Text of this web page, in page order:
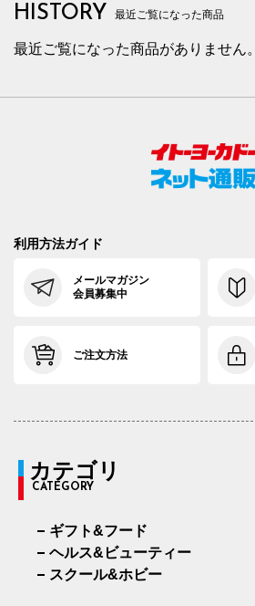
HISTORY 最近ご覧になった商品
最近ご覧になった商品がありません。
利用方法ガイド
メールマガジン
会員募集中
ご注文方法
カテゴリ
CATEGORY
ギフト&フード
ヘルス&ビューティー
スクール&ホビー